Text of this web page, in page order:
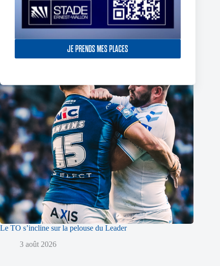
JE PRENDS MES PLACES
5 août 2026
Le TO s’incline sur la pelouse du Leader
3 août 2026